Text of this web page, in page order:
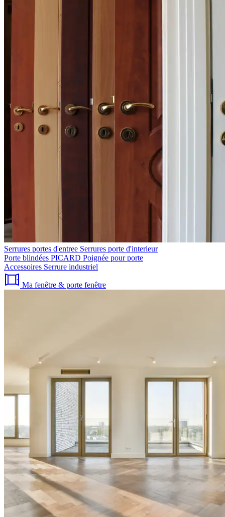
Serrures portes d'entree Serrures porte d'interieur
Porte blindées PICARD Poignée pour porte
Accessoires Serrure industriel
Ma fenêtre & porte fenêtre